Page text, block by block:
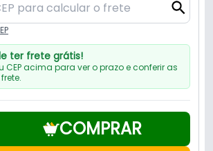
ter frete grátis!
CEP acima para ver o prazo e conferir as
COMPRAR